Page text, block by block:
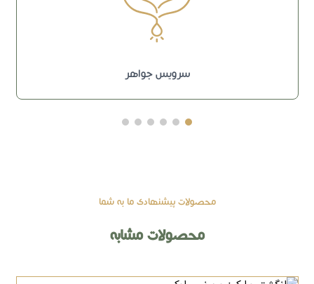
سرویس جواهر
محصولات پیشنهادی ما به شما
محصولات مشابه